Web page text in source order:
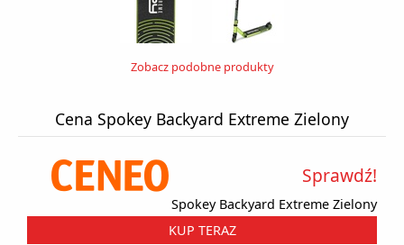
Zobacz podobne produkty
Cena Spokey Backyard Extreme Zielony
Spokey Backyard Extreme Zielony
Sprawdź!
KUP TERAZ